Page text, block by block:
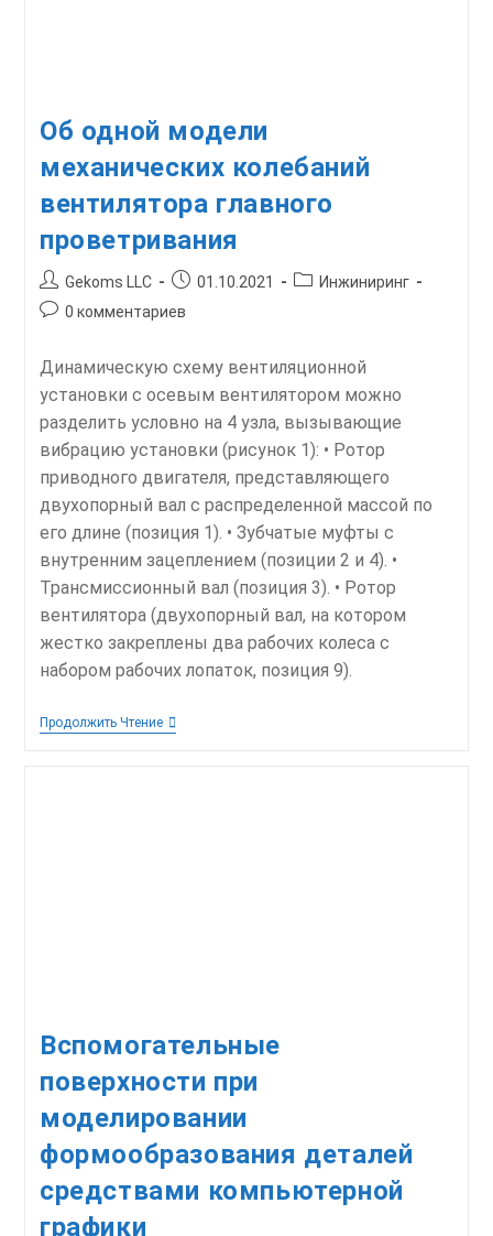
Об одной модели
механических колебаний
вентилятора главного
проветривания
Автор
записи:
Gekoms LLC
Запись01.10.2021
Рубрика
Инжиниринг
Комментарии
0 комментариев
Динамическую схему вентиляционной
установки с осевым вентилятором можно
разделить условно на 4 узла, вызывающие
вибрацию установки (рисунок 1): • Ротор
приводного двигателя, представляющего
двухопорный вал с распределенной массой по
его длине (позиция 1). • Зубчатые муфты с
внутренним зацеплением (позиции 2 и 4). •
Трансмиссионный вал (позиция 3). • Ротор
вентилятора (двухопорный вал, на котором
жестко закреплены два рабочих колеса с
набором рабочих лопаток, позиция 9).
Продолжить ЧтениеОб
Вспомогательные
поверхности при
моделировании
формообразования деталей
средствами компьютерной
графики